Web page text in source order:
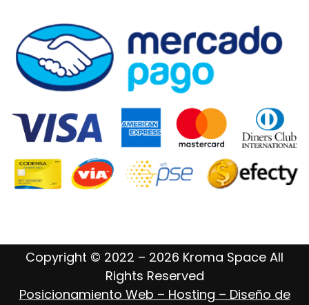
Copyright © 2022 – 2026 Kroma Space All
Rights Reserved
Posicionamiento Web – Hosting – Diseño de